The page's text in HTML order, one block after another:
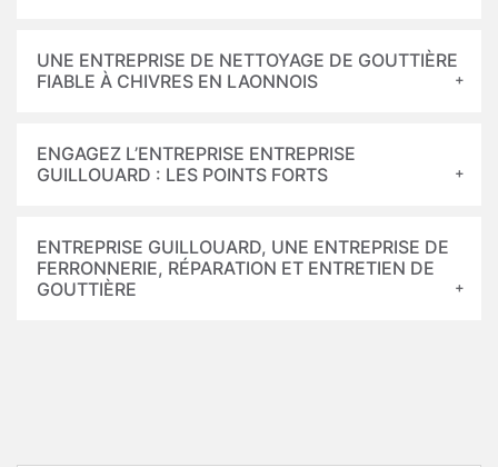
UNE ENTREPRISE DE NETTOYAGE DE GOUTTIÈRE
FIABLE À CHIVRES EN LAONNOIS
ENGAGEZ L’ENTREPRISE ENTREPRISE
GUILLOUARD : LES POINTS FORTS
ENTREPRISE GUILLOUARD, UNE ENTREPRISE DE
FERRONNERIE, RÉPARATION ET ENTRETIEN DE
GOUTTIÈRE